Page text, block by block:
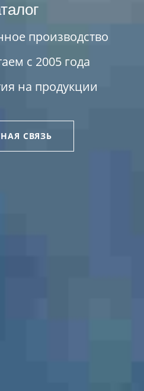
производство
с 2005 года
на продукции
СВЯЗЬ